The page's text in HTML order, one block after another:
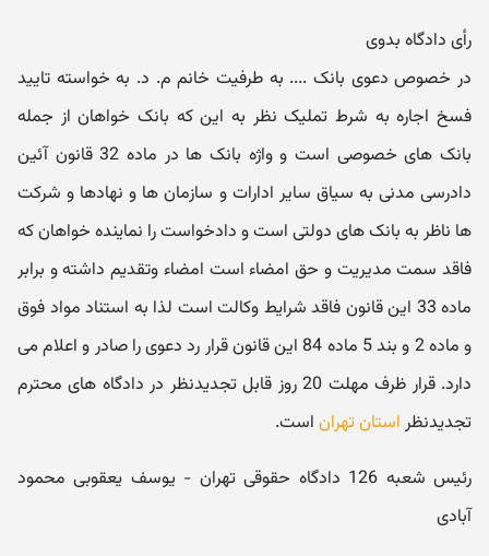
رأی دادگاه بدوی
در خصوص دعوی بانک .... به طرفیت خانم م. د. به خواسته تایید
فسخ اجاره به شرط تملیک نظر به این که بانک خواهان از جمله
بانک های خصوصی است و واژه بانک ها در ماده 32 قانون آئین
دادرسی مدنی به سیاق سایر ادارات و سازمان ها و نهادها و شرکت
ها ناظر به بانک های دولتی است و دادخواست را نماینده خواهان که
فاقد سمت مدیریت و حق امضاء است امضاء وتقدیم داشته و برابر
ماده 33 این قانون فاقد شرایط وکالت است لذا به استناد مواد فوق
و ماده 2 و بند 5 ماده 84 این قانون قرار رد دعوی را صادر و اعلام می
دارد. قرار ظرف مهلت 20 روز قابل تجدیدنظر در دادگاه های محترم
تجدیدنظر استان تهران است.
رئیس شعبه 126 دادگاه حقوقی تهران - یوسف یعقوبی محمود
آبادی